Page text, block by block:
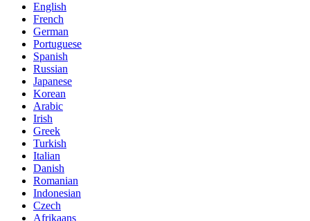
English
French
German
Portuguese
Spanish
Russian
Japanese
Korean
Arabic
Irish
Greek
Turkish
Italian
Danish
Romanian
Indonesian
Czech
Afrikaans